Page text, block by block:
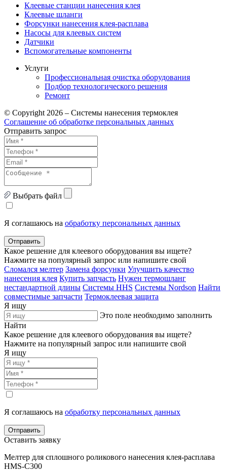
Клеевые станции нанесения клея
Клеевые шланги
Форсунки нанесения клея-расплава
Насосы для клеевых систем
Датчики
Вспомогательные компоненты
Услуги
Профессиональная очистка оборудования
Подбор технологического решения
Ремонт
© Copyright 2026 – Системы нанесения термоклея
Соглашение об обработке персональных данных
Отправить запрос
Выбрать файл
Я соглашаюсь на обработку персональных данных
Отправить
Какое решение для клеевого оборудования вы ищете?
Нажмите на популярный запрос или напишите свой
Сломался мелтер Замена форсунки Улучшить качество
нанесения клея Купить запчасть Нужен термошланг
нестандартной длины Системы HHS Системы Nordson Найти
совместимые запчасти Термоклеевая защита
Я ищу
Это поле необходимо заполнить
Найти
Какое решение для клеевого оборудования вы ищете?
Нажмите на популярный запрос или напишите свой
Я ищу
Я соглашаюсь на обработку персональных данных
Отправить
Оставить заявку
Мелтер для сплошного роликового нанесения клея-расплава
HMS-C300